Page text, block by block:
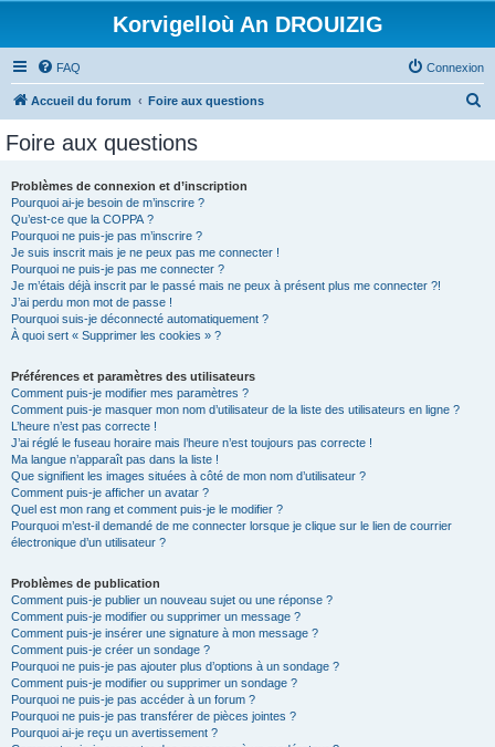
Korvigelloù An DROUIZIG
FAQ Connexion
Accueil du forum Foire aux questions
Foire aux questions
Problèmes de connexion et d’inscription
Pourquoi ai-je besoin de m’inscrire ?
Qu’est-ce que la COPPA ?
Pourquoi ne puis-je pas m’inscrire ?
Je suis inscrit mais je ne peux pas me connecter !
Pourquoi ne puis-je pas me connecter ?
Je m’étais déjà inscrit par le passé mais ne peux à présent plus me connecter ?!
J’ai perdu mon mot de passe !
Pourquoi suis-je déconnecté automatiquement ?
À quoi sert « Supprimer les cookies » ?
Préférences et paramètres des utilisateurs
Comment puis-je modifier mes paramètres ?
Comment puis-je masquer mon nom d’utilisateur de la liste des utilisateurs en ligne ?
L’heure n’est pas correcte !
J’ai réglé le fuseau horaire mais l’heure n’est toujours pas correcte !
Ma langue n’apparaît pas dans la liste !
Que signifient les images situées à côté de mon nom d’utilisateur ?
Comment puis-je afficher un avatar ?
Quel est mon rang et comment puis-je le modifier ?
Pourquoi m’est-il demandé de me connecter lorsque je clique sur le lien de courrier
électronique d’un utilisateur ?
Problèmes de publication
Comment puis-je publier un nouveau sujet ou une réponse ?
Comment puis-je modifier ou supprimer un message ?
Comment puis-je insérer une signature à mon message ?
Comment puis-je créer un sondage ?
Pourquoi ne puis-je pas ajouter plus d’options à un sondage ?
Comment puis-je modifier ou supprimer un sondage ?
Pourquoi ne puis-je pas accéder à un forum ?
Pourquoi ne puis-je pas transférer de pièces jointes ?
Pourquoi ai-je reçu un avertissement ?